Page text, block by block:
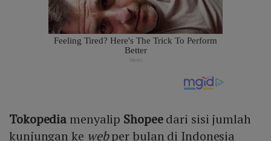
Tokopedia menyalip Shopeedari sisi jumlah
kunjungan ke webper bulan di Indonesia